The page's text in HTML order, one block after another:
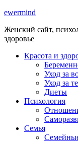
ewermind
Женский сайт,
здоровье
Красота и
Уход за
Уход за
Диеты
Психология
Семья